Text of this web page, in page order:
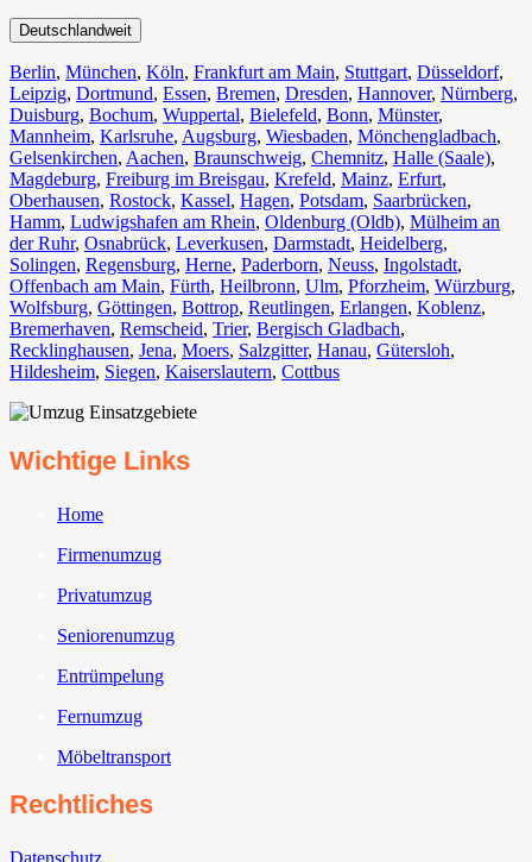
Deutschlandweit
Berlin⁠, München, Köln⁠, Frankfurt am Main, Stuttgart, Düsseldorf,
Leipzig, Dortmund, Essen, Bremen, Dresden, Hannover, Nürnberg,
Duisburg⁠, Bochum, Wuppertal⁠, Bielefeld⁠, Bonn⁠, Münster⁠,
Mannheim, Karlsruhe, Augsburg, Wiesbaden⁠, Mönchengladbach⁠,
Gelsenkirchen⁠, Aachen⁠, Braunschweig, Chemnitz⁠, Halle (Saale)⁠,
Magdeburg, Freiburg im Breisgau⁠, Krefeld⁠, Mainz⁠, Erfurt,
Oberhausen⁠, Rostock⁠, Kassel⁠, Hagen, Potsdam, Saarbrücken⁠,
Hamm, Ludwigshafen am Rhein⁠, Oldenburg (Oldb), Mülheim an
der Ruhr, Osnabrück⁠, Leverkusen, Darmstadt⁠, Heidelberg,
Solingen, Regensburg, Herne⁠, Paderborn, Neuss, Ingolstadt,
Offenbach am Main, Fürth⁠, Heilbronn, Ulm⁠, Pforzheim, Würzburg,
Wolfsburg⁠, Göttingen, Bottrop, Reutlingen, Erlangen⁠, Koblenz,
Bremerhaven⁠, Remscheid, Trier⁠, Bergisch Gladbach,
Recklinghausen, Jena⁠, Moers⁠, Salzgitter⁠, Hanau, Gütersloh,
Hildesheim⁠, Siegen⁠, Kaiserslautern⁠, Cottbus⁠
Wichtige Links
Home
Firmenumzug
Privatumzug
Seniorenumzug
Entrümpelung
Fernumzug
Möbeltransport
Rechtliches